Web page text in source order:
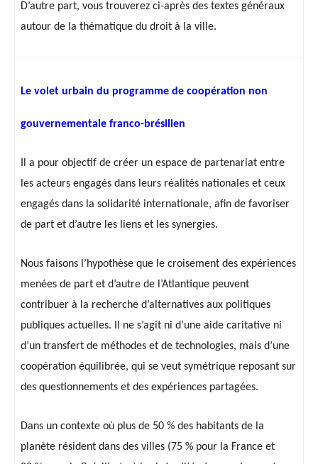
D’autre part, vous trouverez ci-après des textes généraux
autour de la thématique du droit à la ville.
Le volet urbain du programme de coopération non
gouvernementale franco-brésilien
Il a pour objectif de créer un espace de partenariat entre
les acteurs engagés dans leurs réalités nationales et ceux
engagés dans la solidarité internationale, afin de favoriser
de part et d’autre les liens et les synergies.
Nous faisons l’hypothèse que le croisement des expériences
menées de part et d’autre de l’Atlantique peuvent
contribuer à la recherche d’alternatives aux politiques
publiques actuelles. Il ne s’agit ni d’une aide caritative ni
d’un transfert de méthodes et de technologies, mais d’une
coopération équilibrée, qui se veut symétrique reposant sur
des questionnements et des expériences partagées.
Dans un contexte où plus de 50 % des habitants de la
planète résident dans des villes (75 % pour la France et